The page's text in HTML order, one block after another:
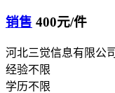
销售 400元/件
河北三觉信息有限公司
经验不限
学历不限